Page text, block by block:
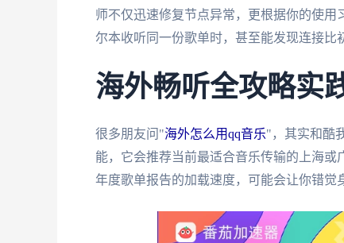
师不仅迅速修复节点异常，更根据你的使
尔本收听同一份歌单时，甚至能发现连接比
海外畅听全攻略实
很多朋友问"海外怎么用qq音乐"，其实和酷
能，它会推荐当前最适合音乐传输的上海或
年度歌单报告的加载速度，可能会让你错觉